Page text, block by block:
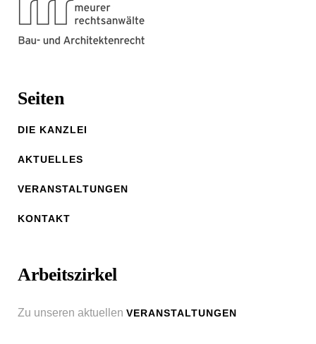
Seiten
DIE KANZLEI
AKTUELLES
VERANSTALTUNGEN
KONTAKT
Arbeitszirkel
Zu unseren aktuellen VERANSTALTUNGEN